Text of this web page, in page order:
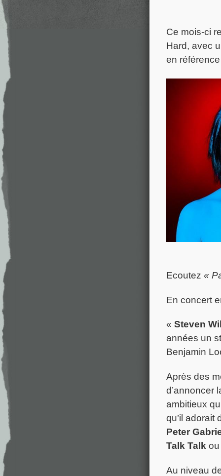
Ce mois-ci
Hard, avec
en
Ecoutez «
En concert
« Steven
années un
Benjamin
Après des
d’annoncer
ambitieux
qu’il
Peter
Talk Talk
Au niveau